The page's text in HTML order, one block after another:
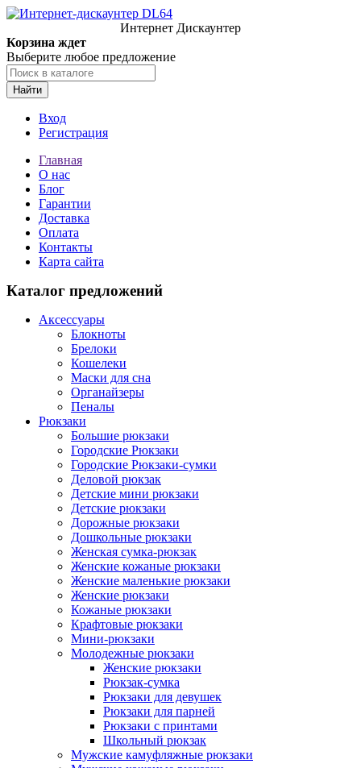
Интернет Дискаунтер
Корзина ждет
Выберите любое предложение
Найти
Вход
Регистрация
Главная
О нас
Блог
Гарантии
Доставка
Оплата
Контакты
Карта сайта
Каталог предложений
Аксессуары
Блокноты
Брелоки
Кошелеки
Маски для сна
Органайзеры
Пеналы
Рюкзаки
Большие рюкзаки
Городские Рюкзаки
Городские Рюкзаки-сумки
Деловой рюкзак
Детские мини рюкзаки
Детские рюкзаки
Дорожные рюкзаки
Дошкольные рюкзаки
Женская сумка-рюкзак
Женские кожаные рюкзаки
Женские маленькие рюкзаки
Женские рюкзаки
Кожаные рюкзаки
Крафтовые рюкзаки
Мини-рюкзаки
Молодежные рюкзаки
Женские рюкзаки
Рюкзак-сумка
Рюкзаки для девушек
Рюкзаки для парней
Рюкзаки с принтами
Школьный рюкзак
Мужские камуфляжные рюкзаки